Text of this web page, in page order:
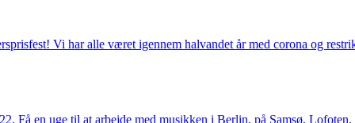
Vi har alle været igennem halvandet år med corona og
Få en uge til at arbejde med musikken i Berlin, på Samsø,